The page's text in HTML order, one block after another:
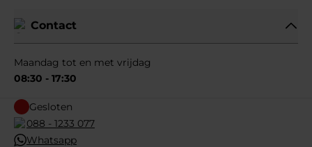
Contact
Maandag tot en met vrijdag
08:30 - 17:30
Gesloten
088 - 1233 077
Whatsapp